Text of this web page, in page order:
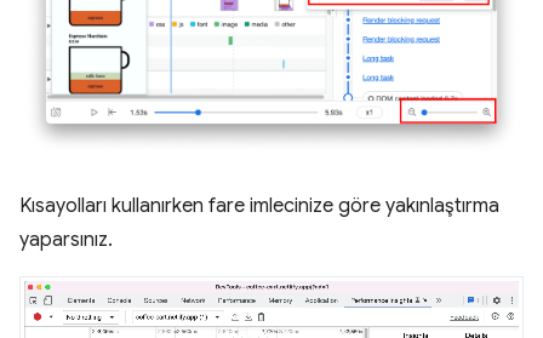
Kısayolları kullanırken fare imlecinize göre yakınlaştırma
yaparsınız.